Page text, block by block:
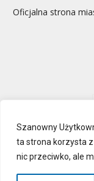
Szanowny
ta strona korzysta z
nic przeciwko, ale
Oficjalna strona
Ochrona danych
Polityka Prywatności